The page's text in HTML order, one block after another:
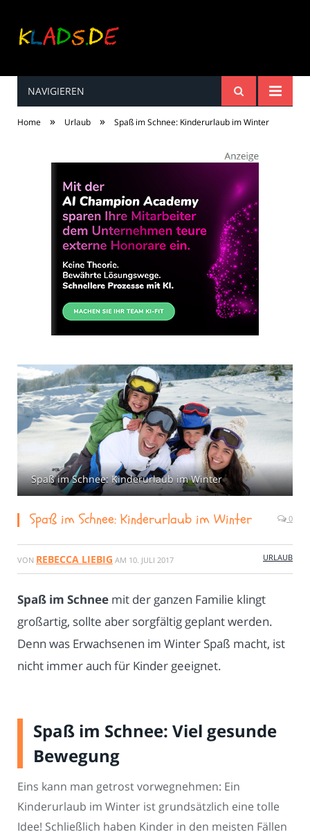
Kinderreime, Spiele,
NAVIGIEREN
Home » Urlaub » Spaß im Schnee: Kinderurlaub im Winter
Spaß im Schnee: Kinderurlaub im Winter
Spaß im Schnee: Kinderurlaub im Winter 0
VON REBECCA LIEBIG AM 10. JULI 2017 URLAUB
Spaß im Schnee mit der ganzen Familie klingt
großartig, sollte aber sorgfältig geplant werden.
Denn was Erwachsenen im Winter Spaß macht, ist
nicht immer auch für Kinder geeignet.
Spaß im Schnee: Viel gesunde
Bewegung
Eins kann man getrost vorwegnehmen: Ein
Kinderurlaub im Winter ist grundsätzlich eine tolle
Idee! Schließlich haben Kinder in den meisten Fällen